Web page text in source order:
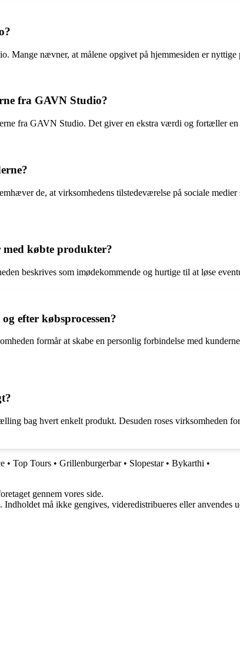
Mange nævner, at målene opgivet på hjemmesiden er
fra GAVN Studio?
fra GAVN Studio. Det giver en ekstra værdi og fortæller
de, at virksomhedens tilstedeværelse på sociale
købte produkter?
beskrives som imødekommende og hurtige til at løse
efter købsprocessen?
formår at skabe en personlig forbindelse med
bag hvert enkelt produkt. Desuden roses virksomheden
• Top Tours • Grillenburgerbar• Slopestar• Bykarthi •
gennem vores side.
må ikke gengives, videredistribueres eller anvendes